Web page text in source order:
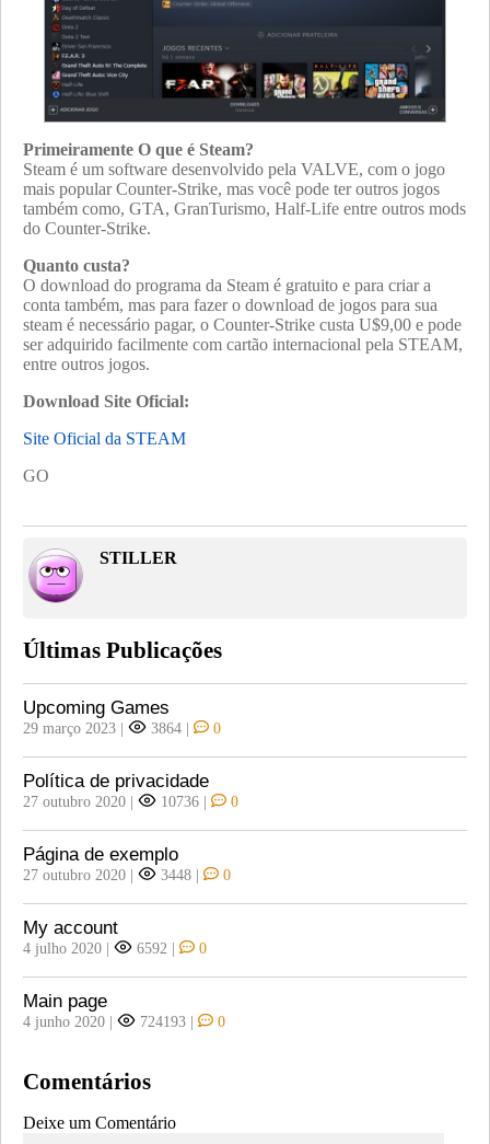
Primeiramente O que é Steam?
Steam é um software desenvolvido pela VALVE, com o jogo
mais popular Counter-Strike, mas você pode ter outros jogos
também como, GTA, GranTurismo, Half-Life entre outros mods
do Counter-Strike.
Quanto custa?
O download do programa da Steam é gratuito e para criar a
conta também, mas para fazer o download de jogos para sua
steam é necessário pagar, o Counter-Strike custa U$9,00 e pode
ser adquirido facilmente com cartão internacional pela STEAM,
entre outros jogos.
Download Site Oficial:
Site Oficial da STEAM
GO
STILLER
Últimas Publicações
Upcoming Games
29 março 2023 | 3864 | 0
Política de privacidade
27 outubro 2020 | 10736 | 0
Página de exemplo
27 outubro 2020 | 3448 | 0
My account
4 julho 2020 | 6592 | 0
Main page
4 junho 2020 | 724193 | 0
Comentários
Deixe um Comentário